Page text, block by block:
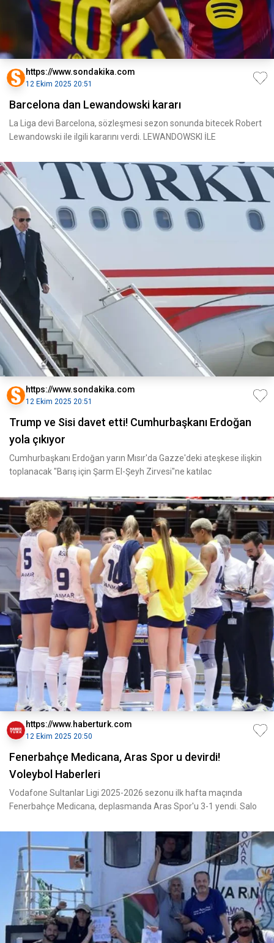
https://www.sondakika.com
12 Ekim 2025 20:51
Barcelona dan Lewandowski kararı
La Liga devi Barcelona, sözleşmesi sezon sonunda bitecek Robert
Lewandowski ile ilgili kararını verdi. LEWANDOWSKI İLE
https://www.sondakika.com
12 Ekim 2025 20:51
Trump ve Sisi davet etti! Cumhurbaşkanı Erdoğan
yola çıkıyor
Cumhurbaşkanı Erdoğan yarın Mısır'da Gazze'deki ateşkese ilişkin
toplanacak "Barış için Şarm El-Şeyh Zirvesi"ne katılac
https://www.haberturk.com
12 Ekim 2025 20:50
Fenerbahçe Medicana, Aras Spor u devirdi!
Voleybol Haberleri
Vodafone Sultanlar Ligi 2025-2026 sezonu ilk hafta maçında
Fenerbahçe Medicana, deplasmanda Aras Spor'u 3-1 yendi. Salo